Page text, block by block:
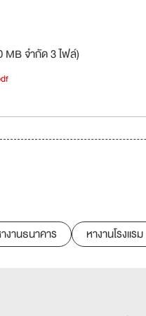
MB จำกัด 3 ไฟล์)
งานธนาคาร หางานโรงแรม